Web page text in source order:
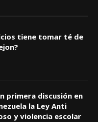
tiene tomar té de
primera discusión en
la Ley Anti
y violencia escolar